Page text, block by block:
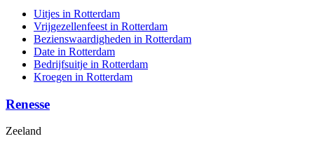
Uitjes in Rotterdam
Vrijgezellenfeest in Rotterdam
Bezienswaardigheden in Rotterdam
Date in Rotterdam
Bedrijfsuitje in Rotterdam
Kroegen in Rotterdam
Renesse
Zeeland